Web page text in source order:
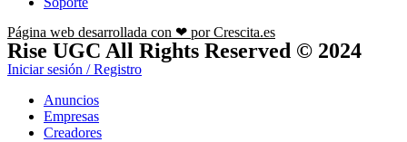
Página web desarrollada con ❤ por Crescita.es
Rise UGC All Rights Reserved © 2024
Iniciar sesión / Registro
Anuncios
Empresas
Creadores